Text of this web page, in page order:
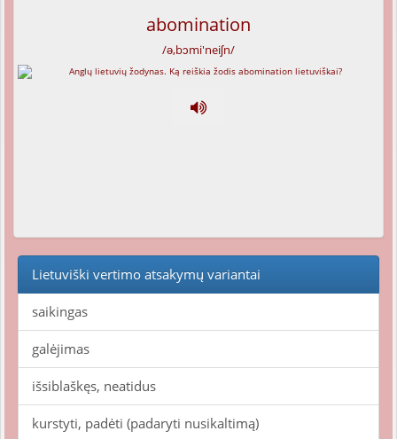
abomination
/ə,bɔmi'neiʃn/
Lietuviški vertimo atsakymų variantai
saikingas
galėjimas
išsiblaškęs, neatidus
kurstyti, padėti (padaryti nusikaltimą)